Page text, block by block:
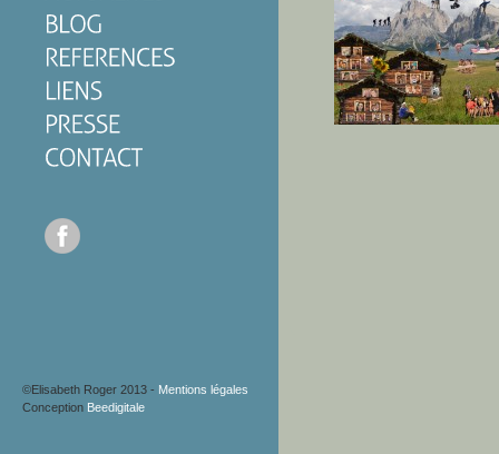
©Elisabeth Roger 2013 - Mentions légales
Conception Beedigitale